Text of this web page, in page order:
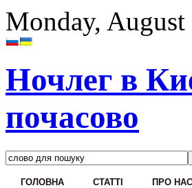
Monday,
Ночлег в
почасово
ГОЛОВНА CТАТТІ ПРО НАС